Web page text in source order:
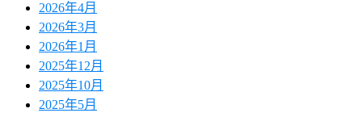
2026年4月
2026年3月
2026年1月
2025年12月
2025年10月
2025年5月